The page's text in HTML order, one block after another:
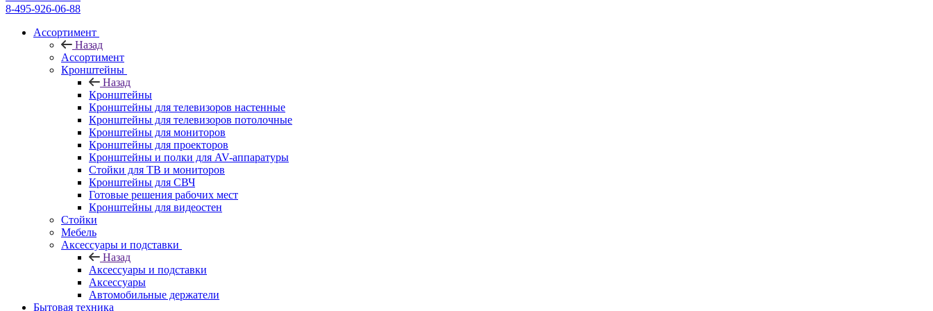
8-495-926-06-88
Ассортимент
Назад
Ассортимент
Кронштейны
Назад
Кронштейны
Кронштейны для телевизоров настенные
Кронштейны для телевизоров потолочные
Кронштейны для мониторов
Кронштейны для проекторов
Кронштейны и полки для AV-аппаратуры
Стойки для ТВ и мониторов
Кронштейны для СВЧ
Готовые решения рабочих мест
Кронштейны для видеостен
Стойки
Мебель
Аксессуары и подставки
Назад
Аксессуары и подставки
Аксессуары
Автомобильные держатели
Бытовая техника